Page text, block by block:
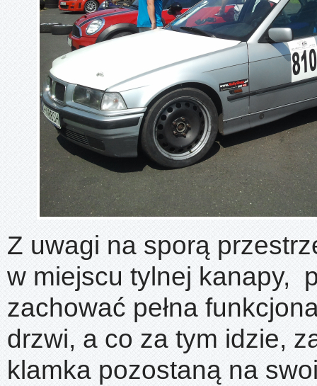
Z uwagi na sporą
w miejscu tylnej kanapy,
zachować pełna
drzwi, a co za tym idzie,
klamka pozostaną na